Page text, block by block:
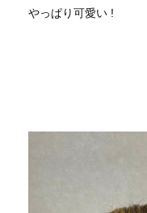
やっぱり可愛い !